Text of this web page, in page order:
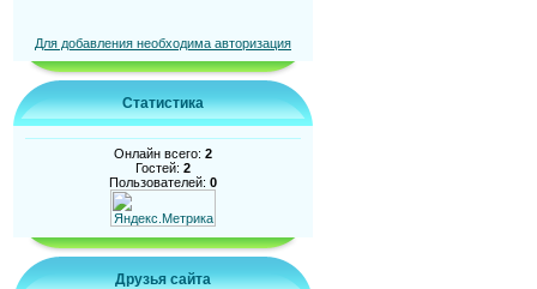
Для добавления необходима авторизация
Статистика
Онлайн всего: 2
Гостей: 2
Пользователей: 0
Друзья сайта